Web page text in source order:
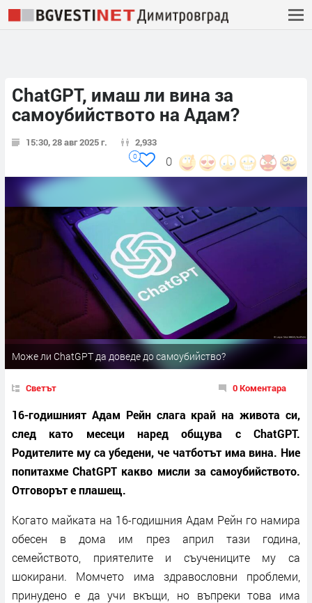
ChatGPT, имаш ли вина за
самоубийството на Адам?
15:30, 28 авг 2025 г. 2,933
0
0
Може ли ChatGPT да доведе до самоубийство?
Светът 0 Коментара
16-годишният Адам Рейн слага край на живота си,
след като месеци наред общува с ChatGPT.
Родителите му са убедени, че чатботът има вина. Ние
попитахме ChatGPT какво мисли за самоубийството.
Отговорът е плашещ.
Когато майката на 16-годишния Адам Рейн го намира
обесен в дома им през април тази година,
семейството, приятелите и съучениците му са
шокирани. Момчето има здравословни проблеми,
принудено е да учи вкъщи, но въпреки това има